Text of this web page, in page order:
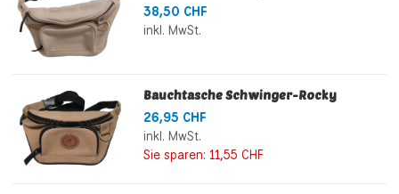
38,50 CHF
inkl. MwSt.
Bauchtasche Schwinger-Rocky
26,95 CHF
inkl. MwSt.
Sie sparen: 11,55 CHF